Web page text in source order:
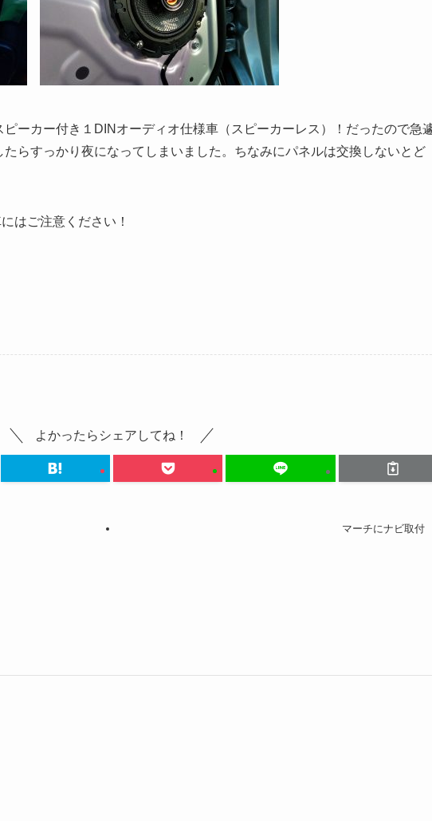
ーカー付き１DINオーディオ仕様車（スピーカーレス）！だったので急
らすっかり夜になってしまいました。ちなみにパネルは交換しないとど
はご注意ください！
よかったらシェアしてね！
マーチにナビ取付